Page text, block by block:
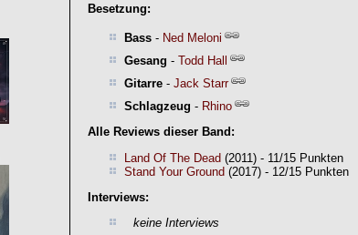
Besetzung:
Bass - Ned Meloni
Gesang - Todd Hall
Gitarre - Jack Starr
Schlagzeug - Rhino
Alle Reviews dieser Band:
Land Of The Dead (2011) - 11/15 Punkten
Stand Your Ground (2017) - 12/15 Punkten
Interviews:
keine Interviews